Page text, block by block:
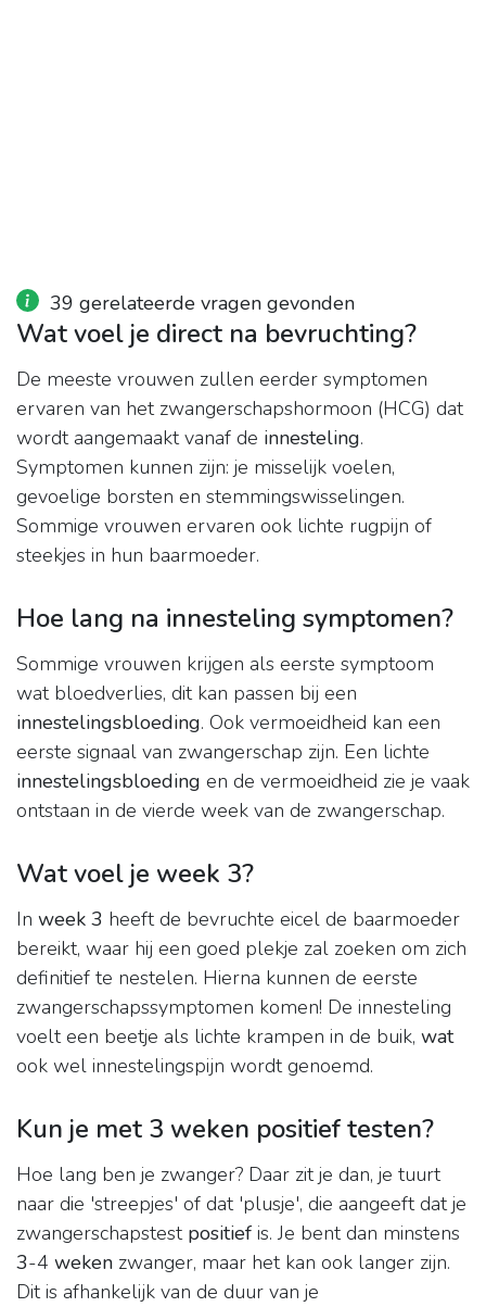
39 gerelateerde vragen gevonden
Wat voel je direct na bevruchting?
De meeste vrouwen zullen eerder symptomen
ervaren van het zwangerschapshormoon (HCG) dat
wordt aangemaakt vanaf de innesteling.
Symptomen kunnen zijn: je misselijk voelen,
gevoelige borsten en stemmingswisselingen.
Sommige vrouwen ervaren ook lichte rugpijn of
steekjes in hun baarmoeder.
Hoe lang na innesteling symptomen?
Sommige vrouwen krijgen als eerste symptoom
wat bloedverlies, dit kan passen bij een
innestelingsbloeding. Ook vermoeidheid kan een
eerste signaal van zwangerschap zijn. Een lichte
innestelingsbloeding en de vermoeidheid zie je vaak
ontstaan in de vierde week van de zwangerschap.
Wat voel je week 3?
In week 3 heeft de bevruchte eicel de baarmoeder
bereikt, waar hij een goed plekje zal zoeken om zich
definitief te nestelen. Hierna kunnen de eerste
zwangerschapssymptomen komen! De innesteling
voelt een beetje als lichte krampen in de buik, wat
ook wel innestelingspijn wordt genoemd.
Kun je met 3 weken positief testen?
Hoe lang ben je zwanger? Daar zit je dan, je tuurt
naar die 'streepjes' of dat 'plusje', die aangeeft dat je
zwangerschapstest positief is. Je bent dan minstens
3-4 weken zwanger, maar het kan ook langer zijn.
Dit is afhankelijk van de duur van je